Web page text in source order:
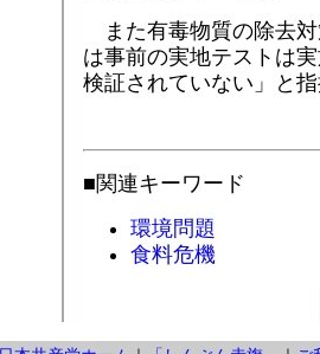
また有毒物質の除去
は事前の実地テストは
検証されていない」と
■関連キーワード
環境問題
食料危機